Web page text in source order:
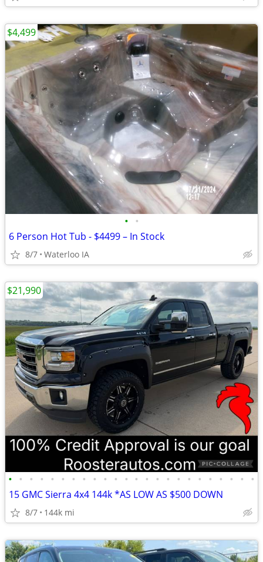
• •
6 Person Hot Tub - $4499 – In Stock
8/7 Waterloo IA
$4,499
• • • • • • • • • • • • • • • • • • • • • • • •
15 GMC Sierra 4x4 144k *AS LOW AS $500 DOWN
8/7 144k mi
$21,990